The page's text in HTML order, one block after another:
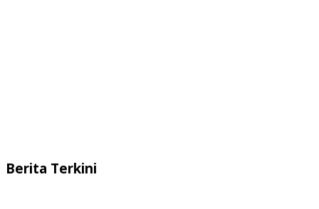
Berita Terkini